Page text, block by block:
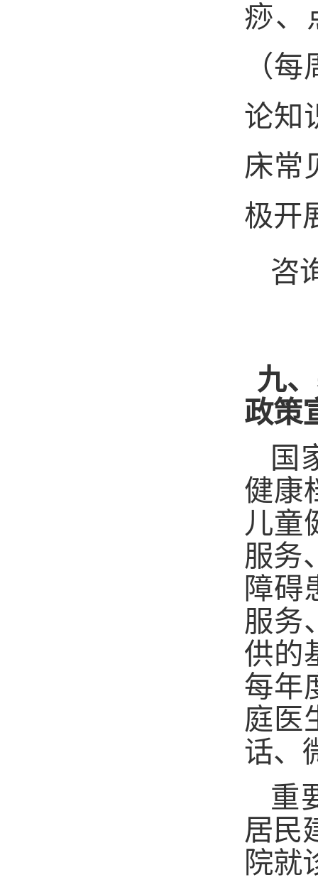
痧、
（
论知
床常
极开
咨
九
政策
国
健康
儿童
服务
障碍
服务
供的
每年
庭医
话、
重
居民
院就